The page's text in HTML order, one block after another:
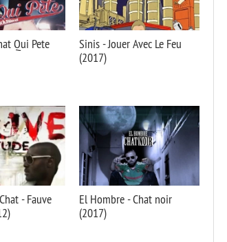
Qui Pete
Sinis - Jouer Avec Le Feu
(2017)
- Fauve
El Hombre - Chat noir
(2017)